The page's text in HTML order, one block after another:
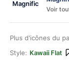
Voir
Plus d'icônes du
Style: Kawaii Flat